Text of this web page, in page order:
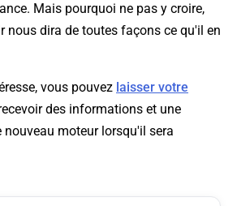
Mais pourquoi ne pas y croire,
nous dira de toutes façons ce qu'il en
vous pouvez laisser votre
des informations et une
moteur lorsqu'il sera